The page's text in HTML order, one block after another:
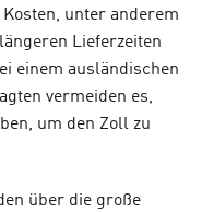
unter anderem
Lieferzeiten
einem ausländischen
vermeiden es,
um den Zoll zu
über die große